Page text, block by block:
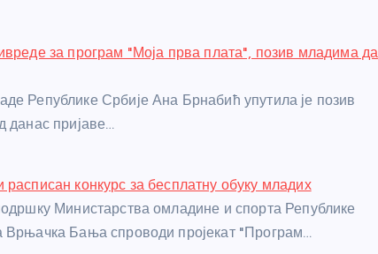
за програм "Моја прва плата", позив младима да
Републике Србије Ана Брнабић упутила је позив
данас пријаве…
конкурс за бесплатну обуку младих
Министарства омладине и спорта Републике
Бања спроводи пројекат "Програм…